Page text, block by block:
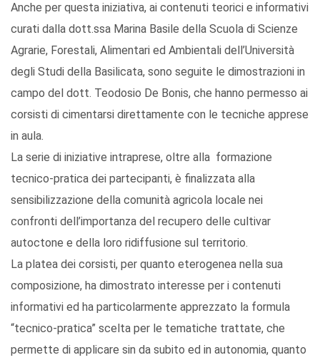
Anche per questa iniziativa, ai contenuti teorici e informativi
curati dalla dott.ssa Marina Basile della Scuola di Scienze
Agrarie, Forestali, Alimentari ed Ambientali dell’Università
degli Studi della Basilicata, sono seguite le dimostrazioni in
campo del dott. Teodosio De Bonis, che hanno permesso ai
corsisti di cimentarsi direttamente con le tecniche apprese
in aula.
La serie di iniziative intraprese, oltre alla formazione
tecnico-pratica dei partecipanti, è finalizzata alla
sensibilizzazione della comunità agricola locale nei
confronti dell’importanza del recupero delle cultivar
autoctone e della loro ridiffusione sul territorio.
La platea dei corsisti, per quanto eterogenea nella sua
composizione, ha dimostrato interesse per i contenuti
informativi ed ha particolarmente apprezzato la formula
“tecnico-pratica” scelta per le tematiche trattate, che
permette di applicare sin da subito ed in autonomia, quanto